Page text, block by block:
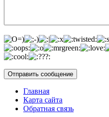
Главная
Карта сайта
Обратная связь